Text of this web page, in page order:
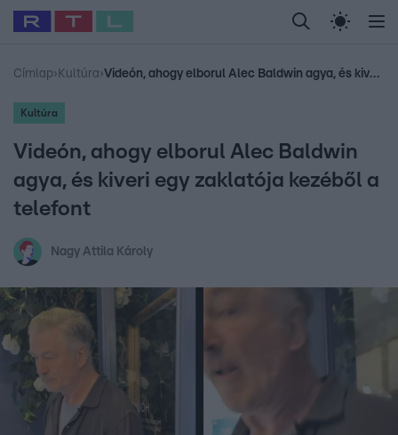
Legfrissebb RTL Híradó Randi Celeb vagyok,
Babits Marcella Most Wanted Gallusz
Címlap› Kultúra› Videón, ahogy elborul Alec Baldwin agya, és kiveri egy zaklatója kezéből a telefont
Kultúra
Videón, ahogy elborul Alec Baldwin
agya, és kiveri egy zaklatója kezéből a
telefont
Nagy Attila Károly